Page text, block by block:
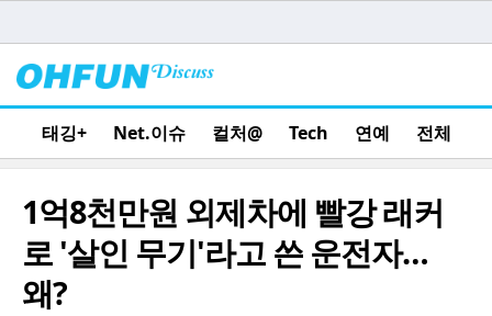
태깅+ Net.이슈 컬처@ Tech 연예 전체
1억8천만원 외제차에 빨강 래커
로 '살인 무기'라고 쓴 운전자…
왜?